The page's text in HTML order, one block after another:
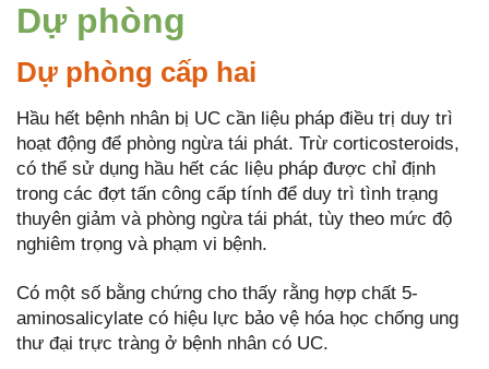
Dự phòng
Dự phòng cấp hai
Hầu hết bệnh nhân bị UC cần liệu pháp điều trị duy trì
hoạt động để phòng ngừa tái phát. Trừ corticosteroids,
có thể sử dụng hầu hết các liệu pháp được chỉ định
trong các đợt tấn công cấp tính để duy trì tình trạng
thuyên giảm và phòng ngừa tái phát, tùy theo mức độ
nghiêm trọng và phạm vi bệnh.
Có một số bằng chứng cho thấy rằng hợp chất 5-
aminosalicylate có hiệu lực bảo vệ hóa học chống ung
thư đại trực tràng ở bệnh nhân có UC.